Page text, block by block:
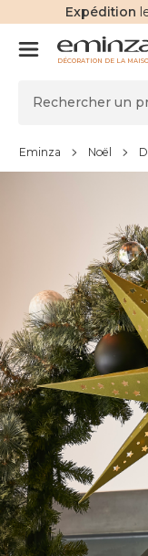
Expédition
DÉCORATION DE LA
Eminza Noël